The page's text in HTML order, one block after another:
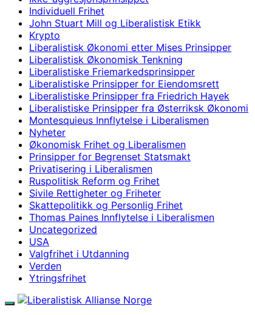
Individuell Frihet
John Stuart Mill og Liberalistisk Etikk
Krypto
Liberalistisk Økonomi etter Mises Prinsipper
Liberalistisk Økonomisk Tenkning
Liberalistiske Friemarkedsprinsipper
Liberalistiske Prinsipper for Eiendomsrett
Liberalistiske Prinsipper fra Friedrich Hayek
Liberalistiske Prinsipper fra Østerriksk Økonomi
Montesquieus Innflytelse i Liberalismen
Nyheter
Økonomisk Frihet og Liberalismen
Prinsipper for Begrenset Statsmakt
Privatisering i Liberalismen
Ruspolitisk Reform og Frihet
Sivile Rettigheter og Friheter
Skattepolitikk og Personlig Frihet
Thomas Paines Innflytelse i Liberalismen
Uncategorized
USA
Valgfrihet i Utdanning
Verden
Ytringsfrihet